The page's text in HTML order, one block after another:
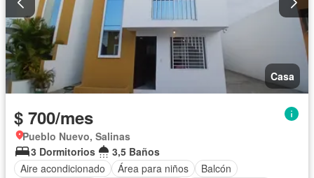
Casa
$ 700/mes
Pueblo Nuevo, Salinas
3 Dormitorios
3,5 Baños
Aire acondicionado
Área para niños
Balcón